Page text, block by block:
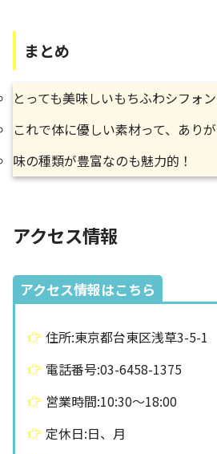
まとめ
とっても美味しいもちふわシフォ
これで体に優しい素材って、あり
味の種類が豊富なのも魅力的！
アクセス情報
アクセス情報はこちら
住所:東京都台東区浅草3-5-1
電話番号:03-6458-1375
営業時間:10:30〜18:00
定休日:日、月